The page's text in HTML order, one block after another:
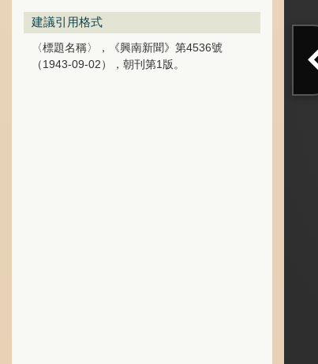
建議引用格式
〈標題名稱〉，《興南新聞》第4536號
（1943-09-02），朝刊第1版。